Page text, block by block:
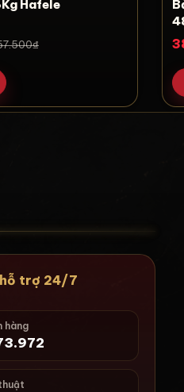
Hafele
trợ 24/7
hàng